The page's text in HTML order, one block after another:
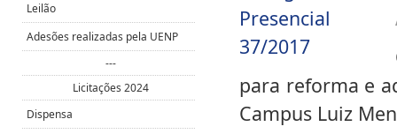
para reforma e
Campus Luiz
Leilão
Adesões realizadas pela UENP
---
Licitações 2024
Dispensa